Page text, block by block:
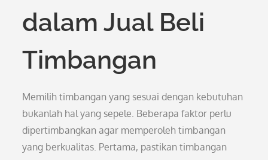
dalam Jual Beli
Timbangan
Memilih timbangan yang sesuai dengan kebutuhan
bukanlah hal yang sepele. Beberapa faktor perlu
dipertimbangkan agar memperoleh timbangan
yang berkualitas. Pertama, pastikan timbangan